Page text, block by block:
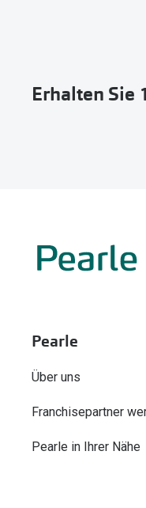
Erhalten Sie
Pearle
Über uns
Franchisepartner
Pearle in Ihrer Nähe